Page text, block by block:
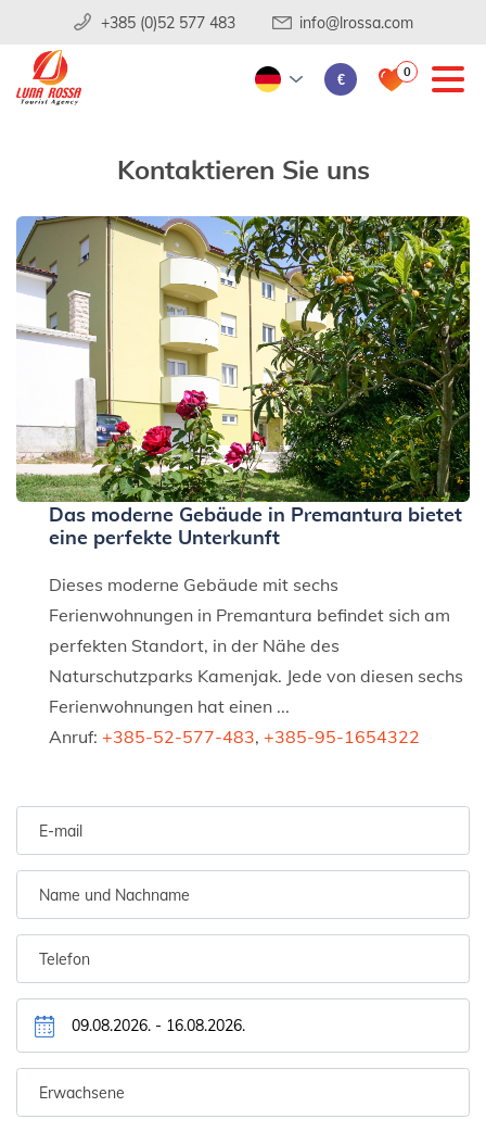
+385 (0)52 577 483 info@lrossa.com
€ 0
Kontaktieren Sie uns
Das moderne Gebäude in Premantura bietet
eine perfekte Unterkunft
Dieses moderne Gebäude mit sechs
Ferienwohnungen in Premantura befindet sich am
perfekten Standort, in der Nähe des
Naturschutzparks Kamenjak. Jede von diesen sechs
Ferienwohnungen hat einen ...
Anruf: +385-52-577-483, +385-95-1654322